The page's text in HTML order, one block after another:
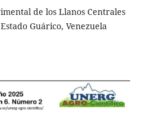
de los Llanos Centrales
Guárico, Venezuela